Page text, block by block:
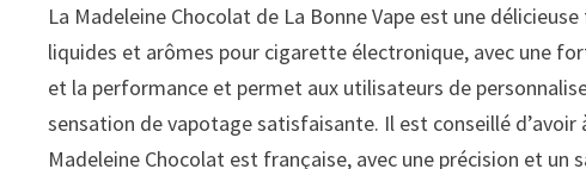
La Madeleine Chocolat de La Bonne Vape est une
liquides et arômes pour cigarette électronique, avec une
et la performance et permet aux utilisateurs de
sensation de vapotage satisfaisante. Il est conseillé
Madeleine Chocolat est française, avec une précision et un